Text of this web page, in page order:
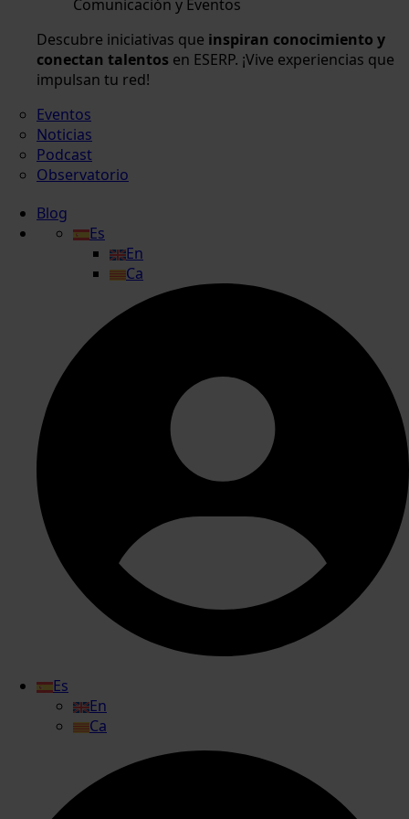
Comunicación y Eventos
Descubre iniciativas que inspiran conocimiento y
conectan talentos en ESERP. ¡Vive experiencias que
impulsan tu red!
Eventos
Noticias
Podcast
Observatorio
Blog
Es
En
Ca
Es
En
Ca